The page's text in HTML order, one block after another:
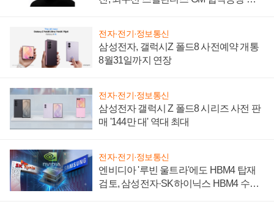
전자·전기·정보통신
삼성전자, 갤럭시Z 폴드8 사전예약 개통
8월31일까지 연장
전자·전기·정보통신
삼성전자 갤럭시 Z 폴드8 시리즈 사전 판
매 '144만 대' 역대 최대
전자·전기·정보통신
엔비디아 '루빈 울트라'에도 HBM4 탑재
검토, 삼성전자·SK하이닉스 HBM4 수율